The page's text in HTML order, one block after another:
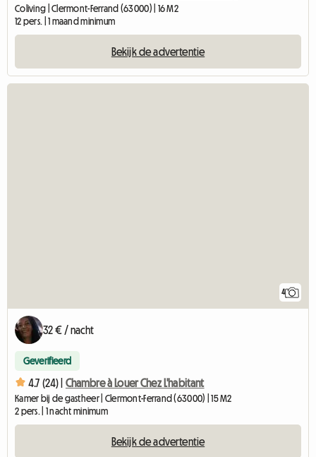
Coliving | Clermont-Ferrand (63000) | 16 M2
12 pers. | 1 maand minimum
Bekijk de advertentie
4
32 € / nacht
Geverifieerd
4.7 (24) | Chambre à Louer Chez L'habitant
Kamer bij de gastheer | Clermont-Ferrand (63000) | 15 M2
2 pers. | 1 nacht minimum
Bekijk de advertentie